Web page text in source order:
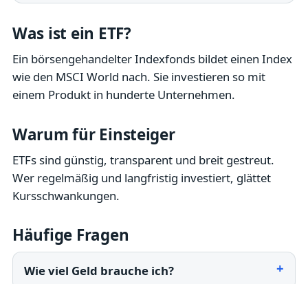
Was ist ein ETF?
Ein börsengehandelter Indexfonds bildet einen Index
wie den MSCI World nach. Sie investieren so mit
einem Produkt in hunderte Unternehmen.
Warum für Einsteiger
ETFs sind günstig, transparent und breit gestreut.
Wer regelmäßig und langfristig investiert, glättet
Kursschwankungen.
Häufige Fragen
Wie viel Geld brauche ich?